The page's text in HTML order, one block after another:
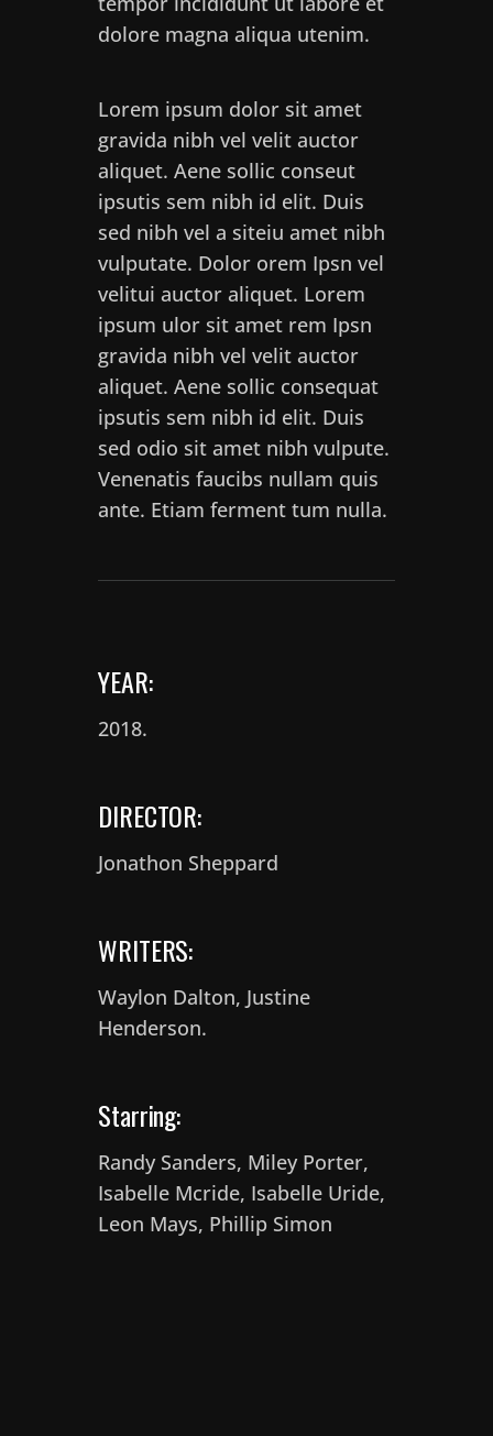
dolore magna aliqua utenim.
Lorem ipsum dolor sit amet
gravida nibh vel velit auctor
aliquet. Aene sollic conseut
ipsutis sem nibh id elit. Duis
sed nibh vel a siteiu amet nibh
vulputate. Dolor orem Ipsn vel
velitui auctor aliquet. Lorem
ipsum ulor sit amet rem Ipsn
gravida nibh vel velit auctor
aliquet. Aene sollic consequat
ipsutis sem nibh id elit. Duis
sed odio sit amet nibh vulpute.
Venenatis faucibs nullam quis
ante. Etiam ferment tum nulla.
YEAR:
2018.
DIRECTOR:
Jonathon Sheppard
WRITERS:
Waylon Dalton, Justine
Henderson.
Starring:
Randy Sanders, Miley Porter,
Isabelle Mcride, Isabelle Uride,
Leon Mays, Phillip Simon